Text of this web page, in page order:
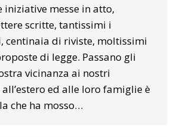
iniziative messe in atto,
scritte, tantissimi i
centinaia di riviste, moltissimi
di legge. Passano gli
vicinanza ai nostri
ed alle loro famiglie è
che ha mosso…